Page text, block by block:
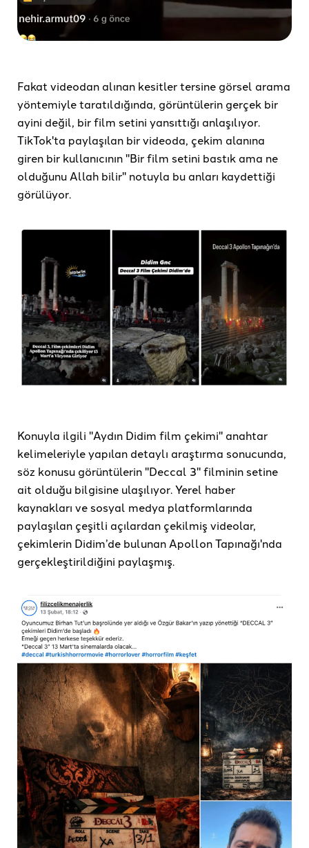
Fakat videodan alınan kesitler tersine görsel arama
yöntemiyle taratıldığında, görüntülerin gerçek bir
ayini değil, bir film setini yansıttığı anlaşılıyor.
TikTok'ta paylaşılan bir videoda, çekim alanına
giren bir kullanıcının "Bir film setini bastık ama ne
olduğunu Allah bilir" notuyla bu anları kaydettiği
görülüyor.
Konuyla ilgili "Aydın Didim film çekimi" anahtar
kelimeleriyle yapılan detaylı araştırma sonucunda,
söz konusu görüntülerin "Deccal 3" filminin setine
ait olduğu bilgisine ulaşılıyor. Yerel haber
kaynakları ve sosyal medya platformlarında
paylaşılan çeşitli açılardan çekilmiş videolar,
çekimlerin Didim’de bulunan Apollon Tapınağı'nda
gerçekleştirildiğini paylaşmış.